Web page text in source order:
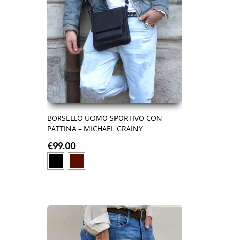
BORSELLO UOMO SPORTIVO CON
PATTINA – MICHAEL GRAINY
€99.00